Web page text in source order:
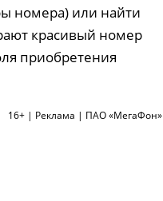
номера) или найти
красивый номер
приобретения
16+ | Реклама | ПАО «МегаФон»